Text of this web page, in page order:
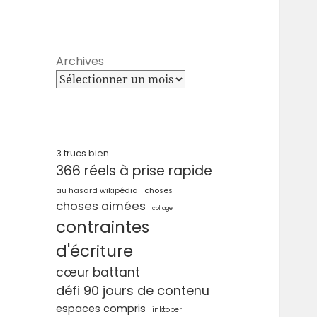
Archives
3 trucs bien
366 réels à prise rapide
au hasard wikipédia choses
choses aimées collage
contraintes
d'écriture
cœur battant
défi 90 jours de contenu
espaces compris
inktober